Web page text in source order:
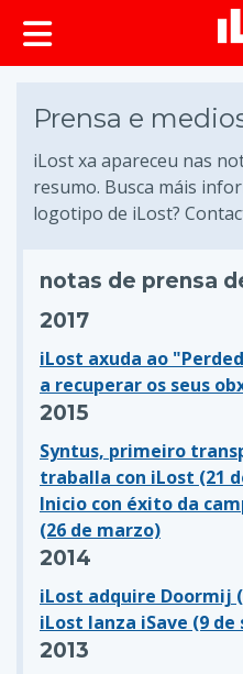
Prensa e
iLost xa apareceu nas
resumo. Busca máis
logotipo de iLost?
notas de prensa
2017
iLost axuda ao
a recuperar os seus
2015
Syntus, primeiro
traballa con iLost (21
Inicio con éxito da
(26 de marzo)
2014
iLost adquire Doormij
iLost lanza iSave (9
2013